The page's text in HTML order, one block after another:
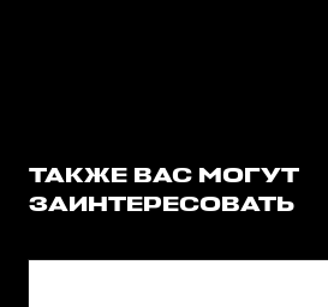
ТАКЖЕ ВАС МОГУТ
ЗАИНТЕРЕСОВАТЬ